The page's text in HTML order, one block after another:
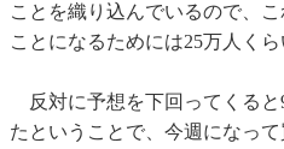
ことを織り込んでいるので、
ことになるためには25万人く
反対に予想を下回ってくると
たということで、今週になっ